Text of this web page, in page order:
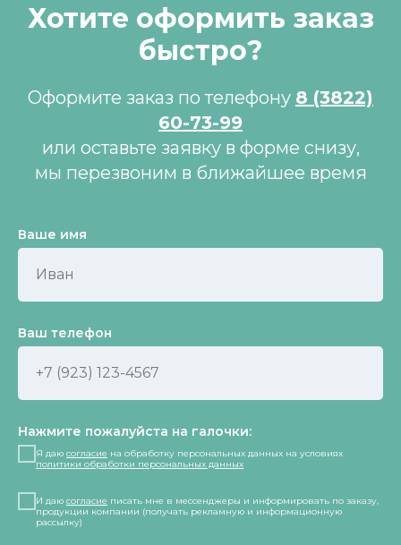
Хотите оформить заказ
быстро?
Оформите заказ по телефону 8 (3822)
60-73-99
или оставьте заявку в форме снизу,
мы перезвоним в ближайшее время
Ваше имя
Ваш телефон
Нажмите пожалуйста на галочки:
Я даю согласие на обработку персональных данных на условиях
политики обработки персональных данных
И даю согласие писать мне в мессенджеры и информировать по заказу,
продукции компании (получать рекламную и информационную
рассылку)